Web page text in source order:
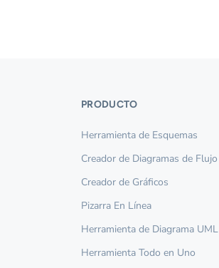
PRODUCTO
Herramienta de Esquemas
Creador de Diagramas de Flujo
Creador de Gráficos
Pizarra En Línea
Herramienta de Diagrama UML
Herramienta Todo en Uno